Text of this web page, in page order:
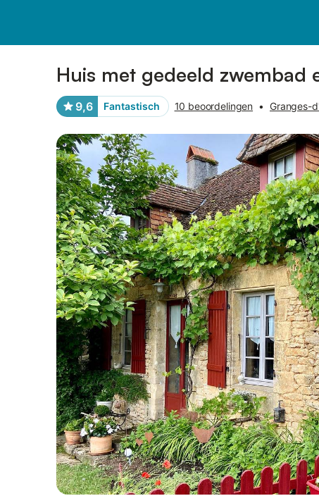
Huis met gedeeld zwembad
9,6 Fantastisch 10 beoordelingen • Granges-